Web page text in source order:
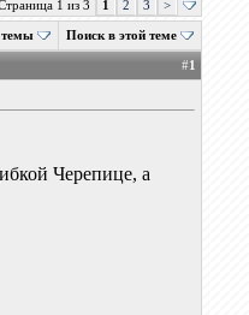
1 из 3 1 2 3 >
Поиск в этой теме
#1
Черепице, а